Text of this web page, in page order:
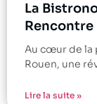
La
Rencontre
Au cœur de la
Rouen, une
Lire la suite »